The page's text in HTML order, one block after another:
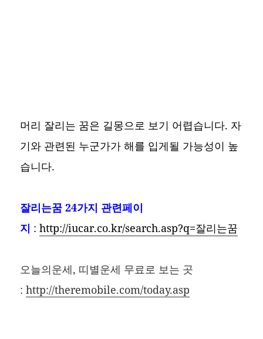
머리 잘리는 꿈은 길몽으로 보기 어렵습니다. 자
기와 관련된 누군가가 해를 입게될 가능성이 높
습니다.
잘리는꿈24가지 관련페이
지 :http://iucar.co.kr/search.asp?q=잘리는꿈
오늘의운세, 띠별운세 무료로 보는 곳
:http://theremobile.com/today.asp